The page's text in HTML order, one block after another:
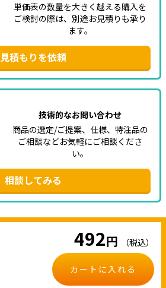
単価表の数量を大きく越える購入を
ご検討の際は、別途お見積りも承り
ます。
見積もりを依頼
技術的なお問い合わせ
商品の選定/ご提案、仕様、特注品の
ご相談などお気軽にご相談くださ
い。
相談してみる
492円 （税込）
カートに入れる